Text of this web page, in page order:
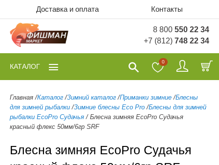
Доставка и оплата Контакты
8 800 550 22 34
+7 (812) 748 22 34
0
КАТАЛОГ
Главная /Каталог /Зимний каталог /Приманки зимние /Блесны
для зимней рыбалки /Зимние блесны Eco Pro /Блесны для зимней
рыбалки EcoPro Судачья / Блесна зимняя EcoPro Судачья
красный флекс 50мм/6гр SRF
Блесна зимняя EcoPro Судачья